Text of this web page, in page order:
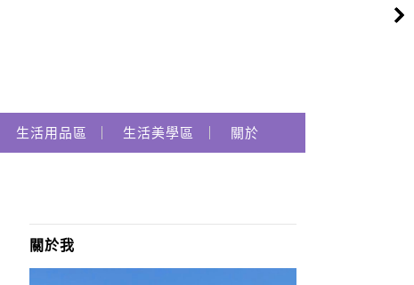
生活用品區 生活美學區 關於
關於我